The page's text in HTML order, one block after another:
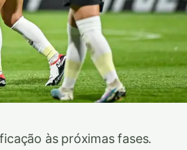
às próximas fases.